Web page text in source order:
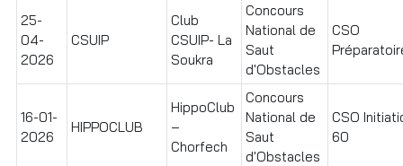
25-
04-
2026
CSUIP
Club
CSUIP- La
Soukra
Concours
National de
Saut
d'Obstacles
CSO
16-01-
2026
HIPPOCLUB
HippoClub
–
Chorfech
Concours
National de
Saut
d'Obstacles
CSO
60